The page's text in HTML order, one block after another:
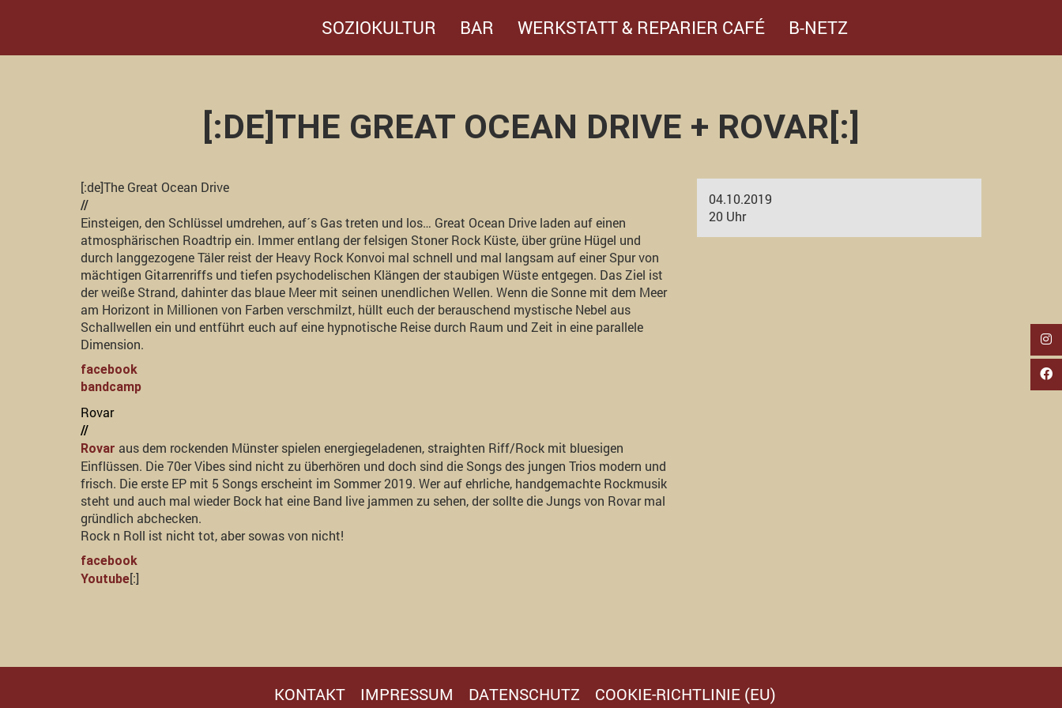
SOZIOKULTUR BAR WERKSTATT & REPARIER CAFÉ B-NETZ
[:DE]THE GREAT OCEAN DRIVE + ROVAR[:]
[:de]The Great Ocean Drive
//
Einsteigen, den Schlüssel umdrehen, auf´s Gas treten und los… Great Ocean Drive laden auf einen
atmosphärischen Roadtrip ein. Immer entlang der felsigen Stoner Rock Küste, über grüne Hügel und
durch langgezogene Täler reist der Heavy Rock Konvoi mal schnell und mal langsam auf einer Spur von
mächtigen Gitarrenriffs und tiefen psychodelischen Klängen der staubigen Wüste entgegen. Das Ziel ist
der weiße Strand, dahinter das blaue Meer mit seinen unendlichen Wellen. Wenn die Sonne mit dem Meer
am Horizont in Millionen von Farben verschmilzt, hüllt euch der berauschend mystische Nebel aus
Schallwellen ein und entführt euch auf eine hypnotische Reise durch Raum und Zeit in eine parallele
Dimension.
facebook
bandcamp
Rovar
//
Rovar aus dem rockenden Münster spielen energiegeladenen, straighten Riff/Rock mit bluesigen
Einflüssen. Die 70er Vibes sind nicht zu überhören und doch sind die Songs des jungen Trios modern und
frisch. Die erste EP mit 5 Songs erscheint im Sommer 2019. Wer auf ehrliche, handgemachte Rockmusik
steht und auch mal wieder Bock hat eine Band live jammen zu sehen, der sollte die Jungs von Rovar mal
gründlich abchecken.
Rock n Roll ist nicht tot, aber sowas von nicht!
facebook
Youtube[:]
04.10.2019
20 Uhr
KONTAKT IMPRESSUM DATENSCHUTZ COOKIE-RICHTLINIE (EU)